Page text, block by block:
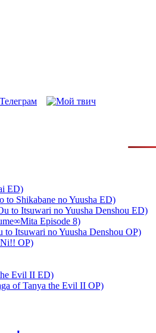
ED)
Shikabane no Yuusha ED)
to Itsuwari no Yuusha Denshou ED)
Episode 8)
Itsuwari no Yuusha Denshou OP)
OP)
Evil II ED)
of Tanya the Evil II OP)